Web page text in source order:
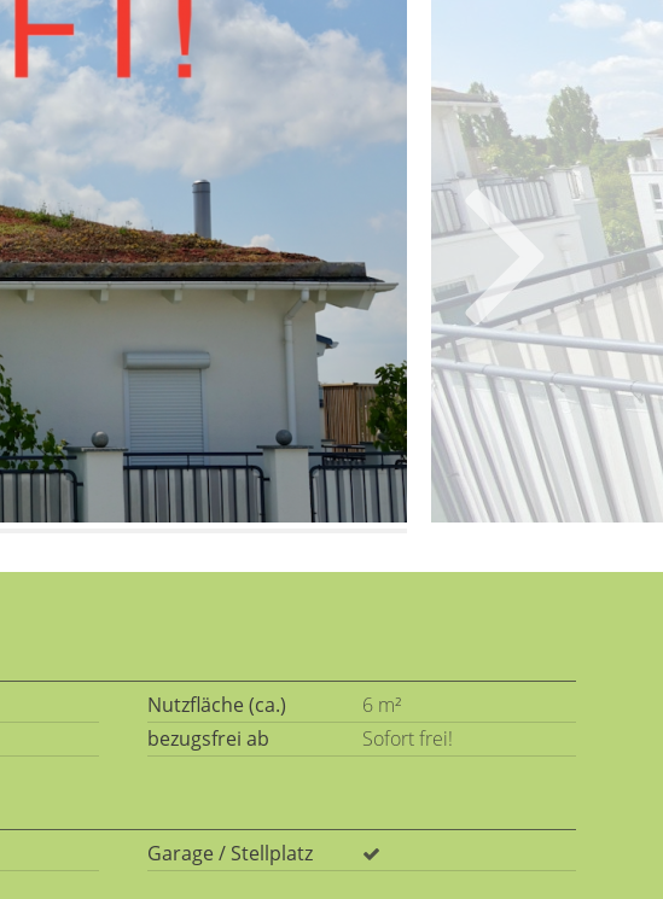
Nutzfläche (ca.)
6 m²
bezugsfrei ab Sofort frei!
Garage / Stellplatz